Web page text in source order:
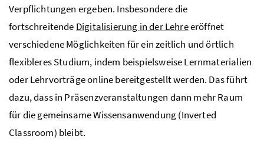
Verpflichtungen ergeben. Insbesondere die
fortschreitende Digitalisierung in der Lehreeröffnet
verschiedene Möglichkeiten für ein zeitlich und örtlich
flexibleres Studium, indem beispielsweise Lernmaterialien
oder Lehrvorträge online bereitgestellt werden. Das führt
dazu, dass in Präsenzveranstaltungen dann mehr Raum
für die gemeinsame Wissensanwendung (Inverted
Classroom) bleibt.